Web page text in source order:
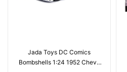
Jada Toys DC Comics
Bombshells 1:24 1952 Chevy